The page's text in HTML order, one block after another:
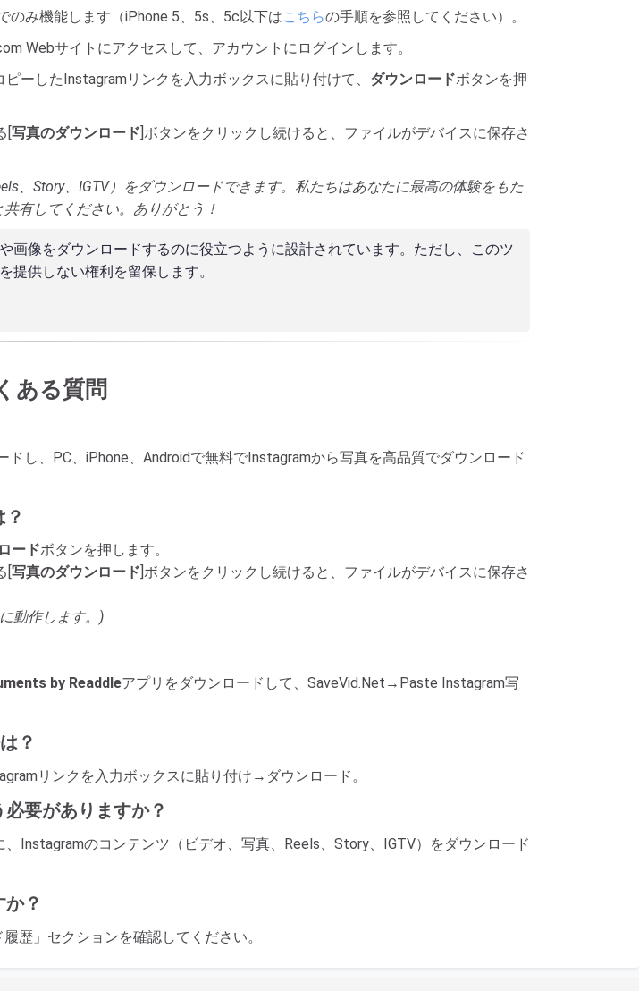
のみ機能します（iPhone 5、5s、5c以下はこちらの手順を参照してください）。
Webサイトにアクセスして、アカウントにログインします。
ーしたInstagramリンクを入力ボックスに貼り付けて、 ダウンロードボタンを押
[写真のダウンロード]ボタンをクリックし続けると、ファイルがデバイスに保存さ
、Story、IGTV）をダウンロードできます。私たちはあなたに最高の体験をもた
有してください。ありがとう！
像をダウンロードするのに役立つように設計されています。ただし、このツ
提供しない権利を留保します。
ある質問
し、PC、iPhone、Androidで無料でInstagramから写真を高品質でダウンロード
ードボタンを押します。
[写真のダウンロード]ボタンをクリックし続けると、ファイルがデバイスに保存さ
動作します。)
by Readdleアプリをダウンロードして、SaveVid.Net→Paste Instagram写
？
リンクを入力ボックスに貼り付け→ダウンロード。
要がありますか？
Instagramのコンテンツ（ビデオ、写真、Reels、Story、IGTV）をダウンロード
？
歴」セクションを確認してください。